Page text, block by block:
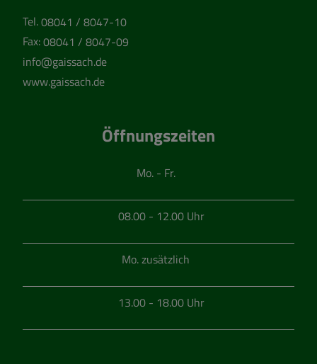
Tel.08041 / 8047-10
Fax:08041 / 8047-09
info@gaissach.de
www.gaissach.de
Öffnungszeiten
Mo. - Fr.
08.00 - 12.00 Uhr
Mo. zusätzlich
13.00 - 18.00 Uhr